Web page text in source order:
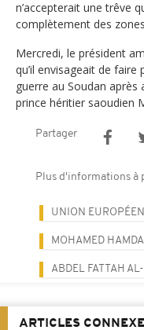
n’accepterait une trêve
complètement des
Mercredi, le président
qu’il envisageait de
guerre au Soudan
prince héritier saoudien
Partager
Plus d'informations à
UNION
MOHAMED
ABDEL FATTAH
ARTICLES